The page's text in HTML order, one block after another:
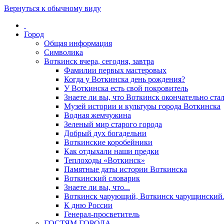
Вернуться к обычному виду
Город
Общая информация
Символика
Воткинск вчера, сегодня, завтра
Фамилии первых мастеровых
Когда у Воткинска день рождения?
У Воткинска есть свой покровитель
Знаете ли вы, что Воткинск окончательно
Музей истории и культуры города Воткинска
Водная жемчужина
Зеленый мир старого города
Добрый дух богадельни
Воткинские коробейники
Как отдыхали наши предки
Теплоходы «Воткинск»
Памятные даты истории Воткинска
Воткинский словарик
Знаете ли вы, что...
Воткинск чарующий, Воткинск
К дню России
Генерал-просветитель